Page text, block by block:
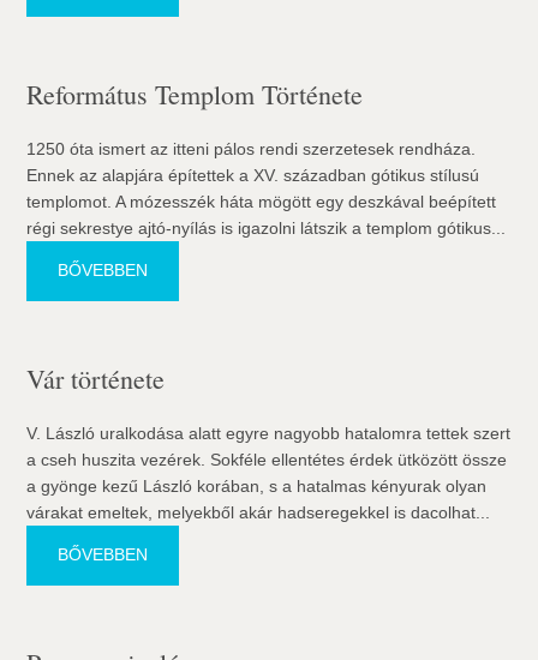
Református Templom Története
1250 óta ismert az itteni pálos rendi szerzetesek rendháza.
Ennek az alapjára építettek a XV. században gótikus stílusú
templomot. A mózesszék háta mögött egy deszkával beépített
régi sekrestye ajtó-nyílás is igazolni látszik a templom gótikus...
BŐVEBBEN
Vár története
V. László uralkodása alatt egyre nagyobb hatalomra tettek szert
a cseh huszita vezérek. Sokféle ellentétes érdek ütközött össze
a gyönge kezű László korában, s a hatalmas kényurak olyan
várakat emeltek, melyekből akár hadseregekkel is dacolhat...
BŐVEBBEN